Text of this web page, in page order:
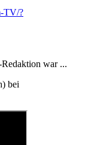
TV/?
war ...
bei